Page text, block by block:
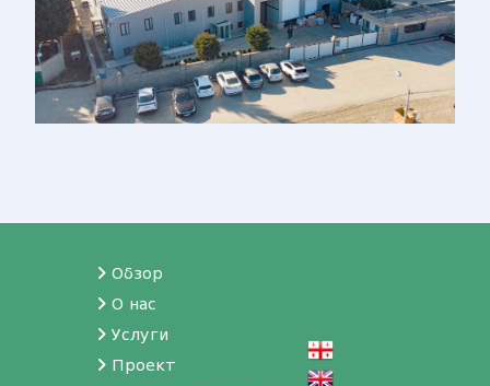
Обзор
О нас
Услуги
Проект